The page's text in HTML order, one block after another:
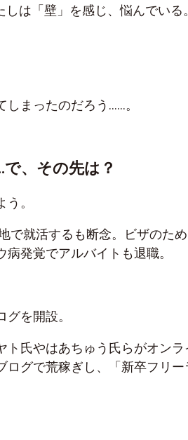
は「壁」を感じ、悩んでいる。
まったのだろう……。
、その先は？
。
で就活するも断念。ビザのた
発覚でアルバイトも退職。
を開設。
ト氏やはあちゅう氏らがオンラ
ログで荒稼ぎし、「新卒フリー